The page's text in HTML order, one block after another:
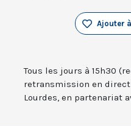
Ajouter
Tous les jours à 15h30
retransmission en
Lourdes, en partenariat